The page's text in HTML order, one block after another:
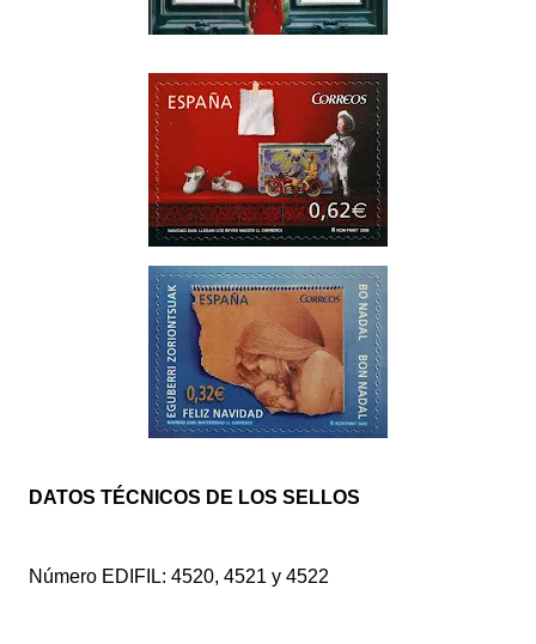
DATOS TÉCNICOS DE LOS SELLOS
Número EDIFIL: 4520, 4521 y 4522